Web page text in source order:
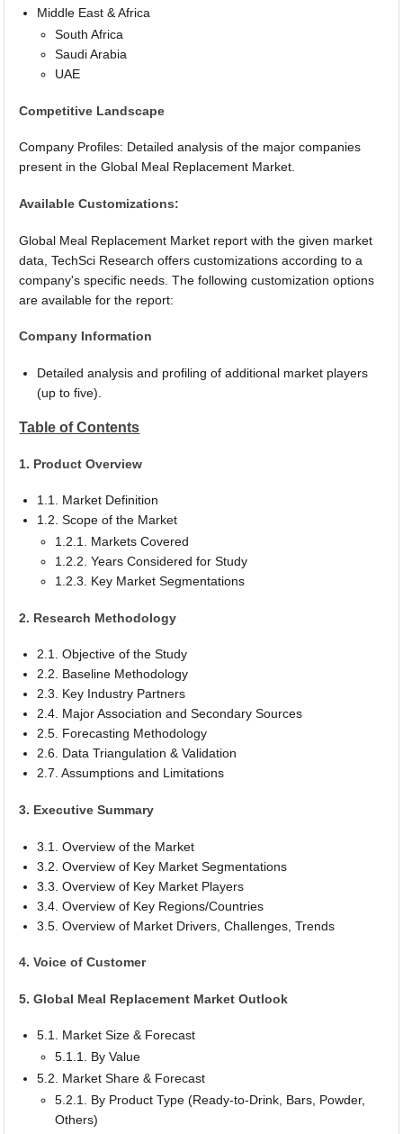
Middle East & Africa
South Africa
Saudi Arabia
UAE
Competitive Landscape
Company Profiles: Detailed analysis of the major companies
present in the Global Meal Replacement Market.
Available Customizations:
Global Meal Replacement Market report with the given market
data, TechSci Research offers customizations according to a
company's specific needs. The following customization options
are available for the report:
Company Information
Detailed analysis and profiling of additional market players
(up to five).
Table of Contents
1. Product Overview
1.1. Market Definition
1.2. Scope of the Market
1.2.1. Markets Covered
1.2.2. Years Considered for Study
1.2.3. Key Market Segmentations
2. Research Methodology
2.1. Objective of the Study
2.2. Baseline Methodology
2.3. Key Industry Partners
2.4. Major Association and Secondary Sources
2.5. Forecasting Methodology
2.6. Data Triangulation & Validation
2.7. Assumptions and Limitations
3. Executive Summary
3.1. Overview of the Market
3.2. Overview of Key Market Segmentations
3.3. Overview of Key Market Players
3.4. Overview of Key Regions/Countries
3.5. Overview of Market Drivers, Challenges, Trends
4. Voice of Customer
5. Global Meal Replacement Market Outlook
5.1. Market Size & Forecast
5.1.1. By Value
5.2. Market Share & Forecast
5.2.1. By Product Type (Ready-to-Drink, Bars, Powder,
Others)